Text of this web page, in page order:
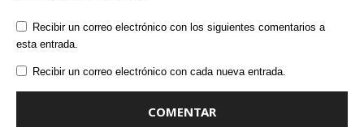
Recibir un correo electrónico con los siguientes comentarios a
esta entrada.
Recibir un correo electrónico con cada nueva entrada.